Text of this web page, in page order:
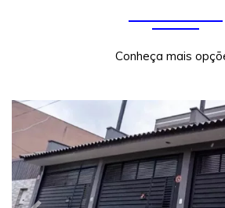
Conheça mais